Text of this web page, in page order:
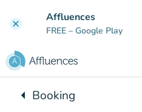
clear Affluences
FREE – Google Play
arrow_leftBack to:
Booking